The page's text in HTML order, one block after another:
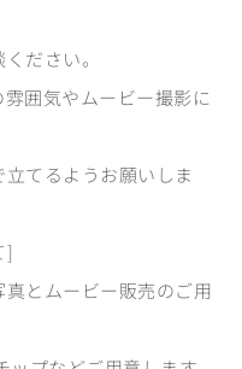
ださい。
雰囲気やムービー撮影に
てるようお願いしま
]
真とムービー販売のご用